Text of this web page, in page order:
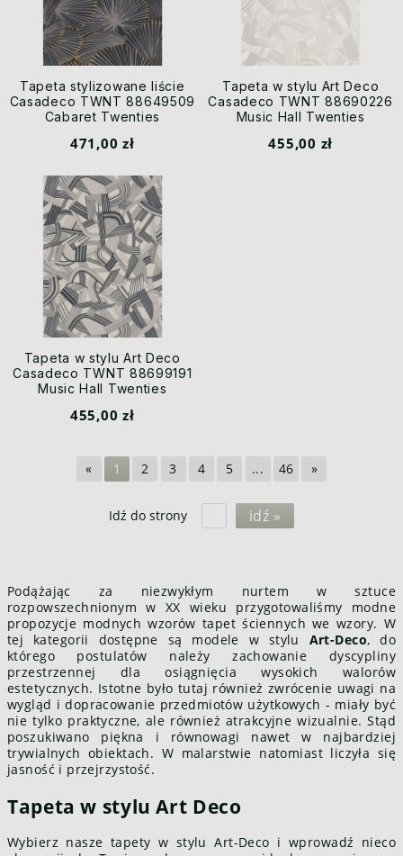
Tapeta stylizowane liście
Casadeco TWNT 88649509
Cabaret Twenties
471,00 zł
Tapeta w stylu Art Deco
Casadeco TWNT 88690226
Music Hall Twenties
455,00 zł
Tapeta w stylu Art Deco
Casadeco TWNT 88699191
Music Hall Twenties
455,00 zł
« 1 2 3 4 5 ... 46 »
Idź do strony idź »
Podążając za niezwykłym nurtem w sztuce
rozpowszechnionym w XX wieku przygotowaliśmy modne
propozycje modnych wzorów tapet ściennych we wzory. W
tej kategorii dostępne są modele w stylu Art-Deco, do
którego postulatów należy zachowanie dyscypliny
przestrzennej dla osiągnięcia wysokich walorów
estetycznych. Istotne było tutaj również zwrócenie uwagi na
wygląd i dopracowanie przedmiotów użytkowych - miały być
nie tylko praktyczne, ale również atrakcyjne wizualnie. Stąd
poszukiwano piękna i równowagi nawet w najbardziej
trywialnych obiektach. W malarstwie natomiast liczyła się
jasność i przejrzystość.
Tapeta w stylu Art Deco
Wybierz nasze tapety w stylu Art-Deco i wprowadź nieco